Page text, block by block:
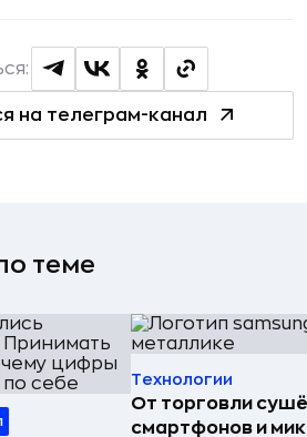
на телеграм-канал
теме
Технологии
От торговли
смартфонов и